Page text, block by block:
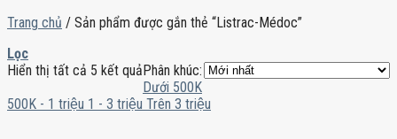
Trang chủ / Sản phẩm được gắn thẻ “Listrac-Médoc”
Lọc
Hiển thị tất cả 5 kết quảPhân khúc:
Dưới 500K
500K - 1 triệu 1 - 3 triệu Trên 3 triệu